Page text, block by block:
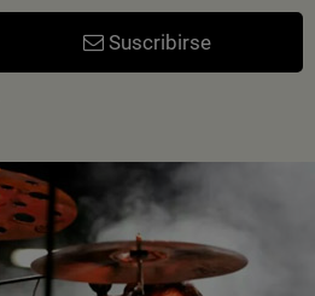
Suscribirse